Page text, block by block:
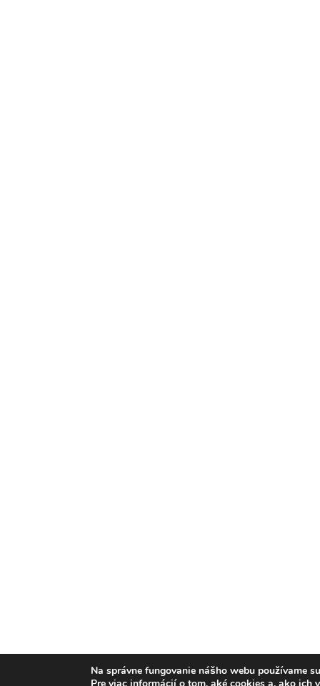
Na správne fungovanie nášho webu používame